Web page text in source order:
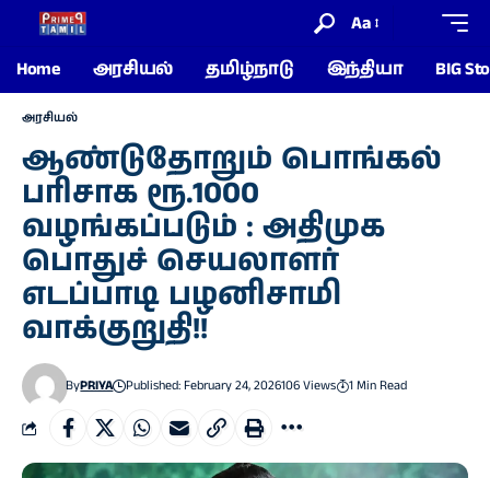
Aa
Home
அரசியல் தமிழ்நாடு இந்தியா BIG
அரசியல்
ஆண்டுதோறும் பொங்கல்
பரிசாக ரூ.1000
வழங்கப்படும் : அதிமுக
பொதுச் செயலாளர்
எடப்பாடி பழனிசாமி
வாக்குறுதி!!
ByPRIYA Published: February 24, 2026106 Views 1 Min Read